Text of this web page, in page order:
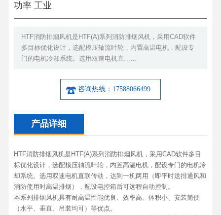
功率 工业
HTF消防排烟风机是HTF(A)系列消防排烟风机，采用CAD软件
多目标优化设计，选配模压轴流叶轮，内置高温电机，配设专
门的电机冷却系统。选用双速电机直……
咨询热线：17588066499
产品详细
HTF消防排烟风机是HTF(A)系列消防排烟风机，采用CAD软件多目
标优化设计，选配模压轴流叶轮，内置高温电机，配设专门的电机冷
却系统。选用双速电机直联传动，达到一机两用（即平时送排通风和
消防使用时高温排烟），配设电控箱后可远程自动控制。
本系列排烟风机具有耐高温性能优良、效率高、体积小、安装简便
（水平、垂直、吊装均可）等优点。